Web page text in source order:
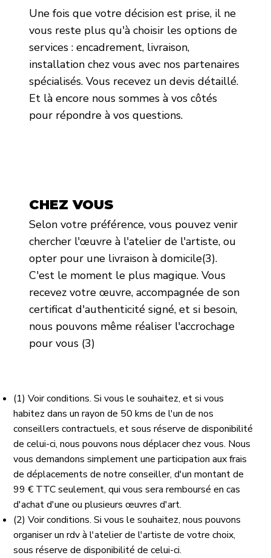
Une fois que votre décision est prise, il ne
vous reste plus qu'à choisir les options de
services : encadrement, livraison,
installation chez vous avec nos partenaires
spécialisés. Vous recevez un devis détaillé.
Et là encore nous sommes à vos côtés
pour répondre à vos questions.
CHEZ VOUS
Selon votre préférence, vous pouvez venir
chercher l'œuvre à l'atelier de l'artiste, ou
opter pour une livraison à domicile(3).
C'est le moment le plus magique. Vous
recevez votre œuvre, accompagnée de son
certificat d'authenticité signé, et si besoin,
nous pouvons même réaliser l'accrochage
pour vous (3)
(1) Voir conditions. Si vous le souhaitez, et si vous
habitez dans un rayon de 50 kms de l'un de nos
conseillers contractuels, et sous réserve de disponibilité
de celui-ci, nous pouvons nous déplacer chez vous. Nous
vous demandons simplement une participation aux frais
de déplacements de notre conseiller, d'un montant de
99 € TTC seulement, qui vous sera remboursé en cas
d'achat d'une ou plusieurs œuvres d'art.
(2) Voir conditions. Si vous le souhaitez, nous pouvons
organiser un rdv à l'atelier de l'artiste de votre choix,
sous réserve de disponibilité de celui-ci.